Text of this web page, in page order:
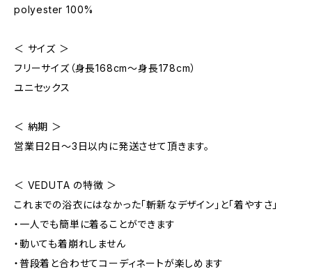
polyester 100%
＜ サイズ ＞
フリーサイズ（身長168cm〜身長178cm）
ユニセックス
＜ 納期 ＞
営業日2日〜3日以内に発送させて頂きます。
＜ VEDUTA の特徴 ＞
これまでの浴衣にはなかった「斬新なデザイン」と「着やすさ」
・一人でも簡単に着ることができます
・動いても着崩れしません
・普段着と合わせてコーディネートが楽しめます